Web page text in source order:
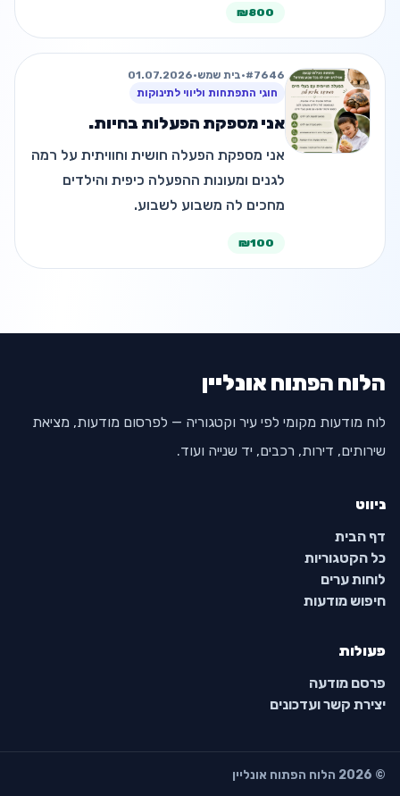
להפסיק הם מרותקים, דרוכים צוחק…
₪800
#7646
•בית שמש•
01.07.2026
חוגי התפתחות וליווי לתינוקות
אני מספקת הפעלות בחיות.
אני מספקת הפעלה חושית וחוויתית על רמה
לגנים ומעונות ההפעלה כיפית והילדים
מחכים לה משבוע לשבוע.
₪100
הלוח הפתוח אונליין
לוח מודעות מקומי לפי עיר וקטגוריה — לפרסום מודעות, מציאת
שירותים, דירות, רכבים, יד שנייה ועוד.
ניווט
דף הבית
כל הקטגוריות
לוחות ערים
חיפוש מודעות
פעולות
פרסם מודעה
יצירת קשר ועדכונים
© 2026 הלוח הפתוח אונליין